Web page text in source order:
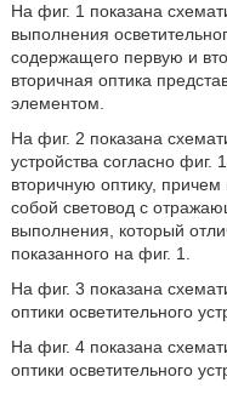
На фиг. 1 показана
выполнения
содержащего первую и
вторичная оптика
элементом.
На фиг. 2 показана
устройства согласно
вторичную оптику,
собой световод с
выполнения, который
показанного на фиг. 1.
На фиг. 3 показана
оптики осветительного
На фиг. 4 показана
оптики осветительного